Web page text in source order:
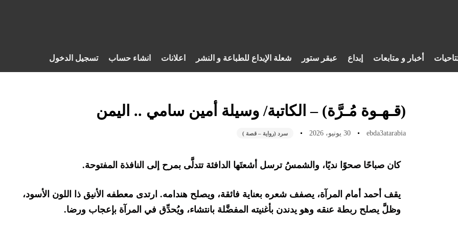
أخبار و متابعات إبداع عبقر ستور شعلة الإبداع للطباعة و النشر اعلانات انشاء حساب تسجيل الدخول
(قـهـوة مُـرَّة) – الكاتبة/ وسيلة أمين سامي .. اليمن
ebda3atarabia 30 يونيو، 2026 سرد (رواية – قصة )
كان صباحًا صحوًا نديًا، والشمسُ ترسل أشعتَها الدافئة تتدلَّى بمرح إلى النافذة المفتوحة.
يقف أحمد أمام المرآة، يصفف شعره بعناية فائقة، ويصلح هندامه. ارتدى معطفه الأنيق ذا اللون الأسود،
وظلَّ يصلح ربطة عنقه وهو يدندن بأغنيته المفضَّلة بانتشاء، ويُحدِّق في المرآة بإعجاب ورضا.